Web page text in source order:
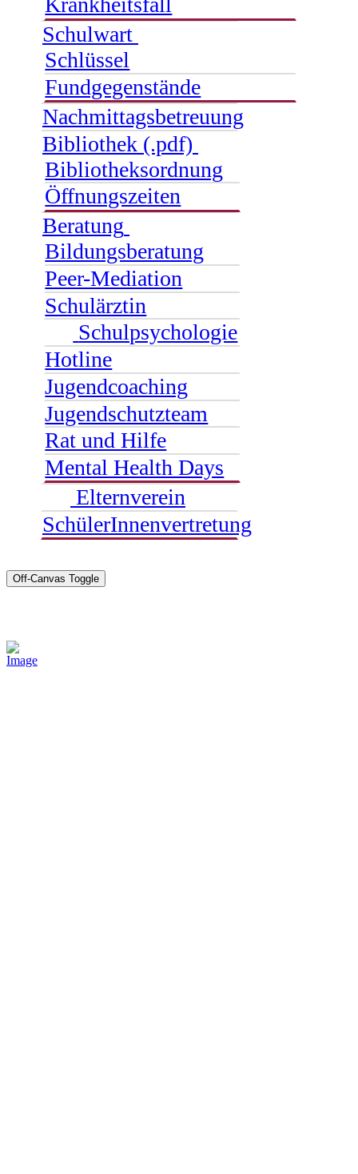
Schulwart
Schlüssel
Fundgegenstände
Nachmittagsbetreuung
Bibliothek (.pdf)
Bibliotheksordnung
Öffnungszeiten
Beratung
Bildungsberatung
Peer-Mediation
Schulärztin
Schulpsychologie
Hotline
Jugendcoaching
Jugendschutzteam
Rat und Hilfe
Mental Health Days
Elternverein
SchülerInnenvertretung
Off-Canvas Toggle